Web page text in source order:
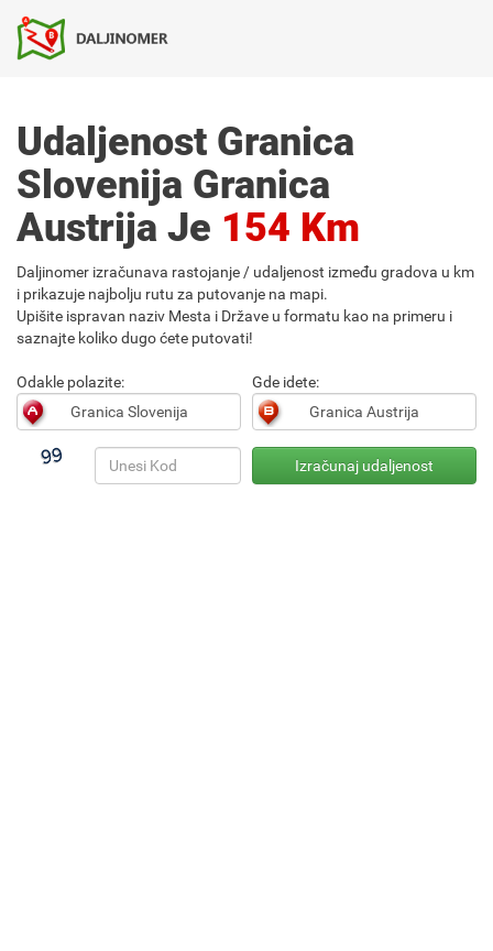
Udaljenost Granica
Slovenija Granica
Austrija Je 154 Km
Daljinomer izračunava rastojanje / udaljenost između gradova u km
i prikazuje najbolju rutu za putovanje na mapi.
Upišite ispravan naziv Mesta i Države u formatu kao na primeru i
saznajte koliko dugo ćete putovati!
Odakle polazite: Gde idete: